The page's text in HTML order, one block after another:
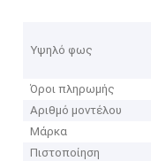
Υψηλό φως
Όροι πληρωμής
Αριθμό μοντέλου
Μάρκα
Πιστοποίηση